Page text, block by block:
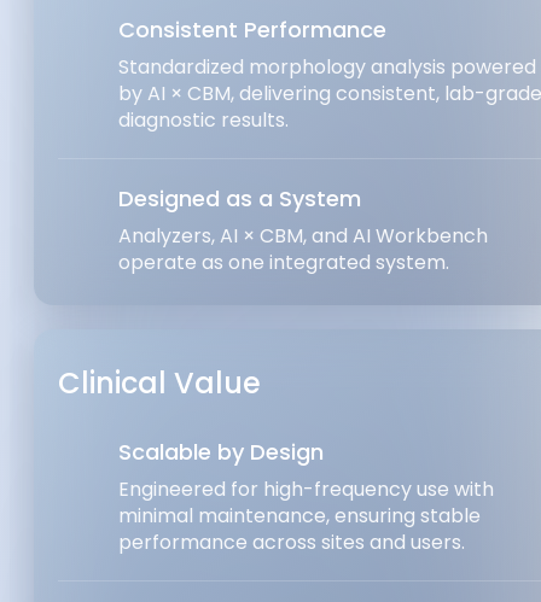
Consistent Performance
Standardized morphology analysis powered
by AI × CBM, delivering consistent, lab-grade
diagnostic results.
Designed as a System
Analyzers, AI × CBM, and AI Workbench
operate as one integrated system.
Clinical Value
Scalable by Design
Engineered for high-frequency use with
minimal maintenance, ensuring stable
performance across sites and users.